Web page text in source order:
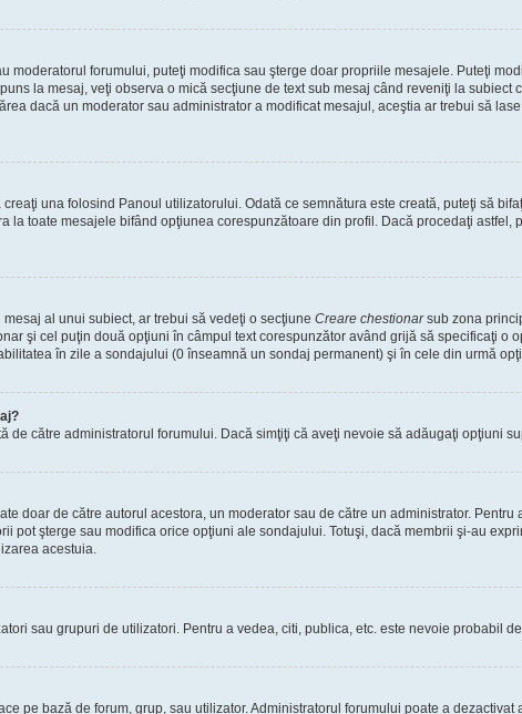
moderatorul forumului, puteţi modifica sau şterge doar propriile mesajele. Puteţi
la mesaj, veţi observa o mică secţiune de text sub mesaj când reveniţi la
dacă un moderator sau administrator a modificat mesajul, aceştia ar trebui să
una folosind Panoul utilizatorului. Odată ce semnătura este creată, puteţi să
la toate mesajele bifând opţiunea corespunzătoare din profil. Dacă procedaţi
al unui subiect, ar trebui să vedeţi o secţiune Creare chestionarsub zona
şi cel puţin două opţiuni în câmpul text corespunzător având grijă să specificaţi
în zile a sondajului (0 înseamnă un sondaj permanent) şi în cele din urmă
de către administratorul forumului. Dacă simţiţi că aveţi nevoie să adăugaţi opţiuni
doar de către autorul acestora, un moderator sau de către un administrator.
pot şterge sau modifica orice opţiuni ale sondajului. Totuşi, dacă membrii şi-au
acestuia.
sau grupuri de utilizatori. Pentru a vedea, citi, publica, etc. este nevoie probabil
pe bază de forum, grup, sau utilizator. Administratorul forumului poate a